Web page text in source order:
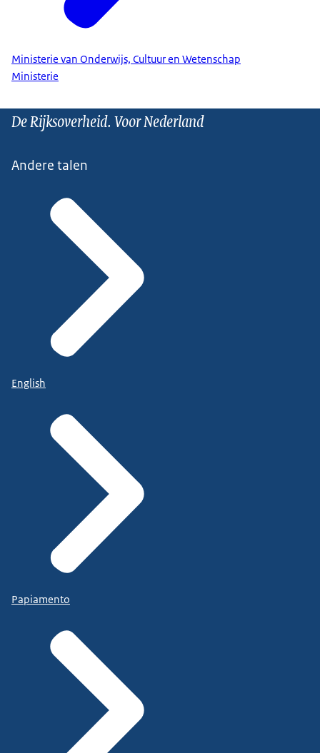
Ministerie van Onderwijs, Cultuur en Wetenschap
Ministerie
De Rijksoverheid. Voor Nederland
Andere talen
English
Papiamento